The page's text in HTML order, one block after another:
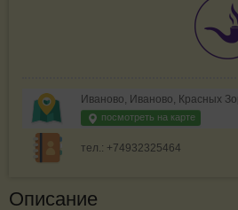
Иваново, Иваново, Красных
посмотреть на карте
тел.: +74932325464
Описание